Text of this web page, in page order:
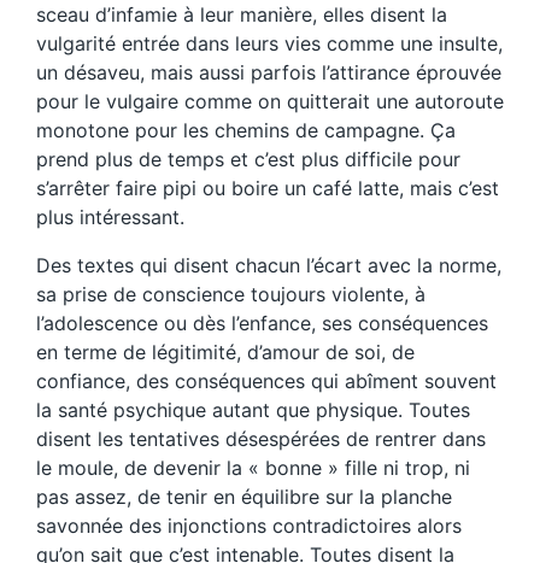
sceau d’infamie à leur manière, elles disent la
vulgarité entrée dans leurs vies comme une insulte,
un désaveu, mais aussi parfois l’attirance éprouvée
pour le vulgaire comme on quitterait une autoroute
monotone pour les chemins de campagne. Ça
prend plus de temps et c’est plus difficile pour
s’arrêter faire pipi ou boire un café latte, mais c’est
plus intéressant.
Des textes qui disent chacun l’écart avec la norme,
sa prise de conscience toujours violente, à
l’adolescence ou dès l’enfance, ses conséquences
en terme de légitimité, d’amour de soi, de
confiance, des conséquences qui abîment souvent
la santé psychique autant que physique. Toutes
disent les tentatives désespérées de rentrer dans
le moule, de devenir la « bonne » fille ni trop, ni
pas assez, de tenir en équilibre sur la planche
savonnée des injonctions contradictoires alors
qu’on sait que c’est intenable. Toutes disent la